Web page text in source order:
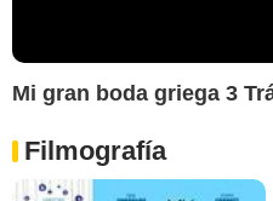
Mi gran boda griega 3
Filmografía